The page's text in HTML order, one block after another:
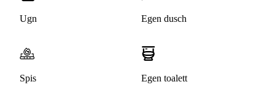
Ugn Egen dusch
Spis Egen toalett